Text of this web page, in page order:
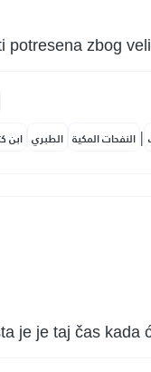
potresena zbog
ابن الطبري النفحات المكية |
je je taj čas kada